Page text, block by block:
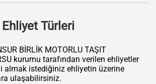
Türleri
BİRLİK MOTORLU TAŞIT
kurumu tarafından verilen ehliyetler
almak istediğiniz ehliyetin üzerine
ulaşabilirsiniz.